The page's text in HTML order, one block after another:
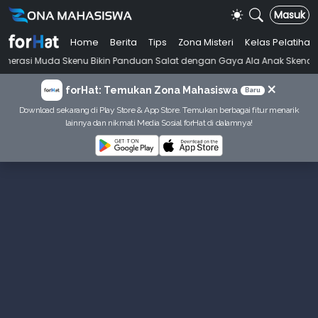
Masuk
Home Berita Tips Zona Misteri
Kelas Pelatihan
Bikin Panduan Salat dengan Gaya Ala Anak Skena • Mahasiswi
forHat: Temukan Zona Mahasiswa Baru ×
Download sekarang di Play Store & App Store. Temukan berbagai fitur menarik
lainnya dan nikmati Media Sosial forHat di dalamnya!